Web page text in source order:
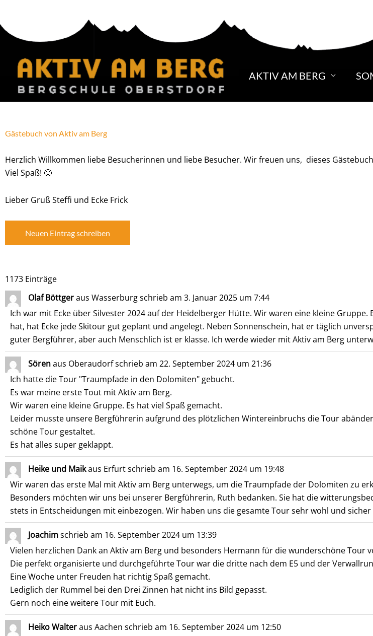
springen
AKTIV AM BERG
Gästebuch von Aktiv am Berg
Herzlich Willkommen liebe Besucherinnen und liebe Besucher. Wir freuen uns, dieses
Viel Spaß! 🙂
Lieber Gruß Steffi und Ecke Frick
1173 Einträge
Olaf Böttgeraus Wasserburgschrieb am 3. Januar 2025 um 7:44
Ich war mit Ecke über Silvester 2024 auf der Heidelberger Hütte. Wir waren eine kleine
hat, hat Ecke jede Skitour gut geplant und angelegt. Neben Sonnenschein, hat er täglich
guter Bergführer, aber auch Menschlich ist er klasse. Ich werde wieder mit Aktiv am Berg
Sörenaus Oberaudorfschrieb am 22. September 2024 um 21:36
Ich hatte die Tour "Traumpfade in den Dolomiten" gebucht.
Es war meine erste Tout mit Aktiv am Berg.
Wir waren eine kleine Gruppe. Es hat viel Spaß gemacht.
Leider musste unsere Bergführerin aufgrund des plötzlichen Wintereinbruchs die Tour
schöne Tour gestaltet.
Es hat alles super geklappt.
Heike und Maikaus Erfurtschrieb am 16. September 2024 um 19:48
Wir waren das erste Mal mit Aktiv am Berg unterwegs, um die Traumpfade der Dolomiten zu
Besonders möchten wir uns bei unserer Bergführerin, Ruth bedanken. Sie hat die
stets in Entscheidungen mit einbezogen. Wir haben uns die gesamte Tour sehr wohl und
Joachimschrieb am 16. September 2024 um 13:39
Vielen herzlichen Dank an Aktiv am Berg und besonders Hermann für die wunderschöne Tour
Die perfekt organisierte und durchgeführte Tour war die dritte nach dem E5 und der
Eine Woche unter Freuden hat richtig Spaß gemacht.
Lediglich der Rummel bei den Drei Zinnen hat nicht ins Bild gepasst.
Gern noch eine weitere Tour mit Euch.
Heiko Walteraus Aachen schrieb am 16. September 2024 um 12:50